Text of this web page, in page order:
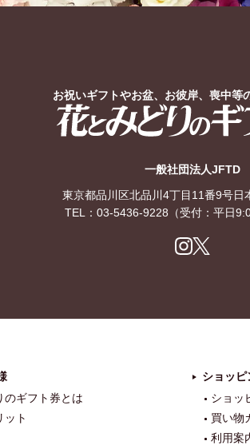
お祝いギフトやお盆、お彼岸、喪中等
一般社団法人JFTD
東京都品川区北品川4丁目11番9号日
TEL： 03-5436-9228 （受付：平日
のギフト券とは
ット
ショッピ
ショッ
買い物
利用案